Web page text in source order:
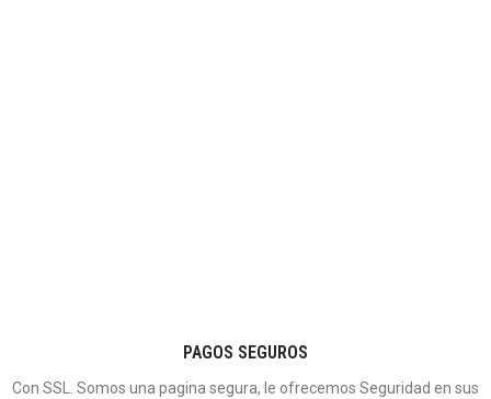
PAGOS SEGUROS
Con SSL. Somos una pagina segura, le ofrecemos Seguridad en sus